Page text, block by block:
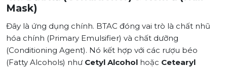
Mask)
Đây là ứng dụng chính. BTAC đóng vai trò là chất nhũ
hóa chính (Primary Emulsifier) và chất dưỡng
(Conditioning Agent). Nó kết hợp với các rượu béo
(Fatty Alcohols) như Cetyl Alcohol hoặc Cetearyl